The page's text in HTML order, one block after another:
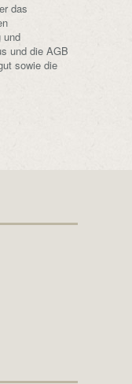
das
und
und die AGB
sowie die